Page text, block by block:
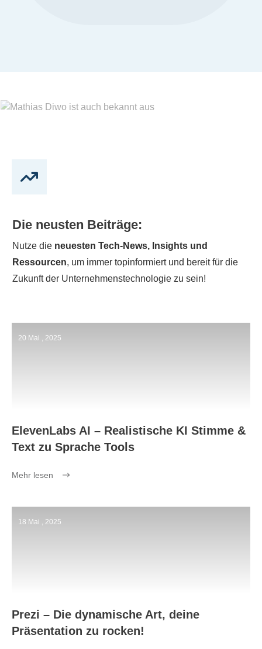
Die neusten Beiträge:
Nutze die neuesten Tech-News, Insights und
Ressourcen, um immer topinformiert und bereit für die
Zukunft der Unternehmenstechnologie zu sein!
20 Mai , 2025
ElevenLabs AI – Realistische KI Stimme &
Text zu Sprache Tools
Mehr lesen
18 Mai , 2025
Prezi – Die dynamische Art, deine
Präsentation zu rocken!